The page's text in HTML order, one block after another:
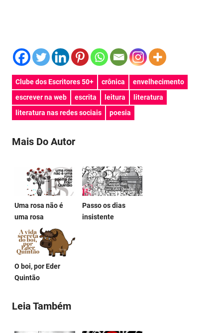
Clube dos Escritores 50+ crônica
envelhecimento
escrever na web
escrita leitura
literatura
literatura nas redes sociais
poesia
Mais Do Autor
Uma rosa não é
uma rosa
Passo os dias
insistente
O boi, por Eder
Quintão
Leia Também